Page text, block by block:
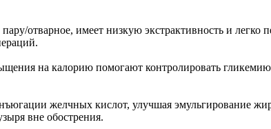
отварное, имеет низкую экстрактивность и легко
на калорию помогают контролировать
желчных кислот, улучшая эмульгирование
вне обострения.